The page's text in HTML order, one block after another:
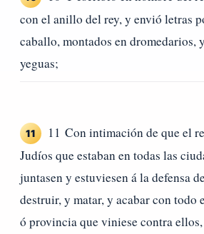
con el anillo del rey, y envió letras
caballo, montados en dromedarios,
yeguas;
11
11 Con intimación de que el
Judíos que estaban en todas las
juntasen y estuviesen á la defensa
destruir, y matar, y acabar con todo
ó provincia que viniese contra